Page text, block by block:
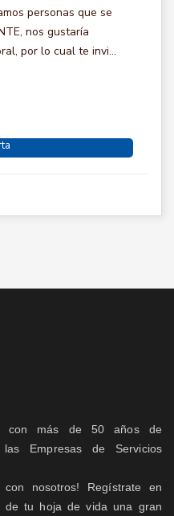
personas que se
nos gustaría
por lo cual te invi...
con más de 50 años de
Empresas de Servicios
nosotros! Regístrate en
de tu hoja de vida una gran